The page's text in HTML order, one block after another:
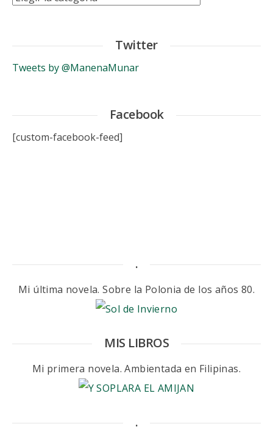
Twitter
Tweets by @ManenaMunar
Facebook
[custom-facebook-feed]
.
Mi última novela. Sobre la Polonia de los años 80.
MIS LIBROS
Mi primera novela. Ambientada en Filipinas.
.